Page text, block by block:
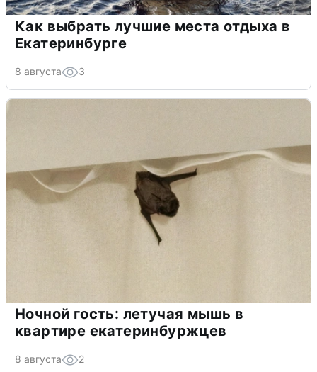
Как выбрать лучшие места отдыха в
Екатеринбурге
8 августа 3
Ночной гость: летучая мышь в
квартире екатеринбуржцев
8 августа 2